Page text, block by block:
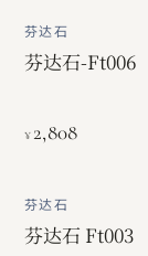
芬达石
芬达石-Ft006
¥2,808
芬达石
芬达石 Ft003